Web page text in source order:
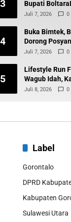
3
Bupati
Wujudkan
Juli 7, 2026 0
4
Buka Bimtek,
Dorong
Terdepan
Juli 7, 2026 0
5
Lifestyle Run
Wagub Idah,
Sehat dan
Juli 8, 2026 0
Label
Gorontalo
DPRD
Kabupaten
Sulawesi Utara